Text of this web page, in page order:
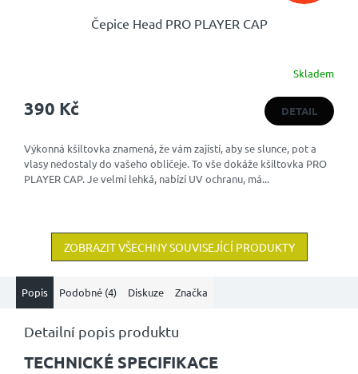
Čepice Head PRO PLAYER CAP
Skladem
390 Kč DETAIL
Výkonná kšiltovka znamená, že vám zajistí, aby se slunce, pot a
vlasy nedostaly do vašeho obličeje. To vše dokáže kšiltovka PRO
PLAYER CAP. Je velmi lehká, nabízí UV ochranu, má...
ZOBRAZIT VŠECHNY SOUVISEJÍCÍ PRODUKTY
Popis Podobné (4) Diskuze Značka
Detailní popis produktu
TECHNICKÉ SPECIFIKACE